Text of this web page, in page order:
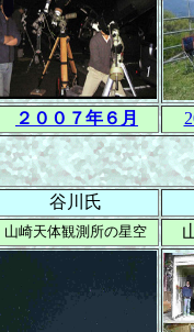
２００７年６月
谷川氏
山崎天体観測所の星空